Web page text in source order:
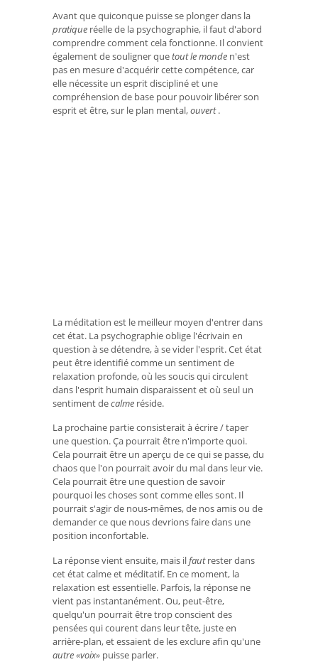
Avant que quiconque puisse se plonger dans la
pratique réelle de la psychographie, il faut d'abord
comprendre comment cela fonctionne. Il convient
également de souligner quetout le monde n'est
pas en mesure d'acquérir cette compétence, car
elle nécessite un esprit discipliné et une
compréhension de base pour pouvoir libérer son
esprit et être, sur le plan mental,ouvert.
La méditation est le meilleur moyen d'entrer dans
cet état. La psychographie oblige l'écrivain en
question à se détendre, à se vider l'esprit. Cet état
peut être identifié comme un sentiment de
relaxation profonde, où les soucis qui circulent
dans l'esprit humain disparaissent et où seul un
sentiment decalme réside.
La prochaine partie consisterait à écrire / taper
une question. Ça pourrait être n'importe quoi.
Cela pourrait être un aperçu de ce qui se passe, du
chaos que l'on pourrait avoir du mal dans leur vie.
Cela pourrait être une question de savoir
pourquoi les choses sont comme elles sont. Il
pourrait s'agir de nous-mêmes, de nos amis ou de
demander ce que nous devrions faire dans une
position inconfortable.
La réponse vient ensuite, mais ilfautrester dans
cet état calme et méditatif. En ce moment, la
relaxation est essentielle. Parfois, la réponse ne
vient pas instantanément. Ou, peut-être,
quelqu'un pourrait être trop conscient des
pensées qui courent dans leur tête, juste en
arrière-plan, et essaient de les exclure afin qu'une
autre «voix» puisse parler.